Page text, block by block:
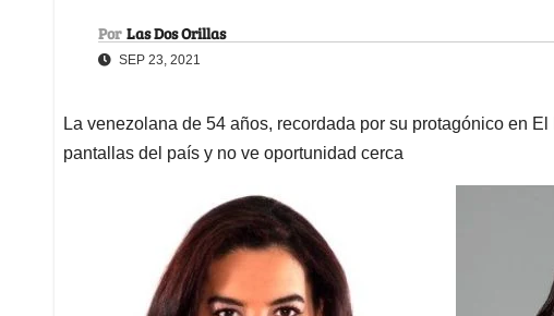
Por Las Dos Orillas
SEP 23, 2021
La venezolana de 54 años, recordada por su protagónico en
pantallas del país y no ve oportunidad cerca